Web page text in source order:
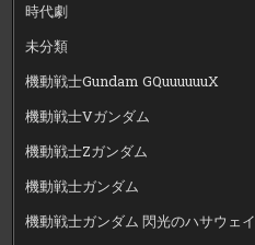
時代劇
未分類
機動戦士Gundam GQuuuuuuX
機動戦士Vガンダム
機動戦士Zガンダム
機動戦士ガンダム
機動戦士ガンダム 閃光のハサウェイ